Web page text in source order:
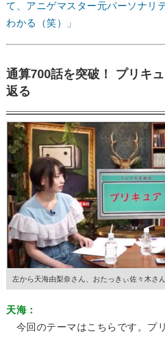
て、アニゲマスター元パーソナリ
わかる（笑）」
通算700話を突破！ プリキ
返る
左から天海由梨奈さん、おたっきぃ佐々木さん
天海：
今回のテーマはこちらです。プ